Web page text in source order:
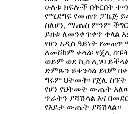
ሁለቱ ክፍሎች በቅርበት
የሚደግፍ የመጠጥ ፓኬጅ
ስለሆነ, ማጨስ ምንም ችግር
ይዘቱ ለመንቀጥቀጥ ቀላል
የሆነ አዲስ ዓይነት የመጠጥ
ለመሸከም ቀላል፡ የጄሊ
ወይም ወደ ኪስ ሊገባ
ድምጹን ይቀንሳል ይህም
ግሩም ህትመት፡ የጄሊ
የሆነ የህትመት ውጤት
ጥራትን ያሻሽላል እና
የእይታ ውጤት ያሻሽላል።